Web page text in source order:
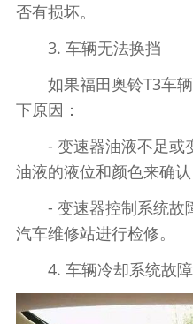
否有损坏。
3. 车辆无法换挡
如果福田奥铃T3车辆
下原因：
- 变速器油液不足或
油液的液位和颜色来确认
- 变速器控制系统故
汽车维修站进行检修。
4. 车辆冷却系统故障